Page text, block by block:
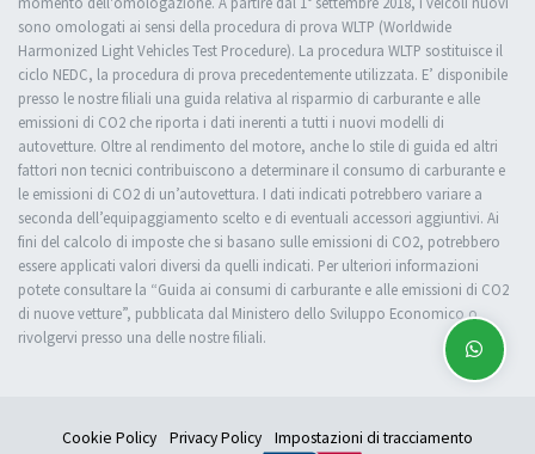
sono omologati ai sensi della procedura di prova WLTP (Worldwide
Harmonized Light Vehicles Test Procedure). La procedura WLTP sostituisce il
ciclo NEDC, la procedura di prova precedentemente utilizzata. E’ disponibile
presso le nostre filiali una guida relativa al risparmio di carburante e alle
emissioni di CO2 che riporta i dati inerenti a tutti i nuovi modelli di
autovetture. Oltre al rendimento del motore, anche lo stile di guida ed altri
fattori non tecnici contribuiscono a determinare il consumo di carburante e
le emissioni di CO2 di un’autovettura. I dati indicati potrebbero variare a
seconda dell’equipaggiamento scelto e di eventuali accessori aggiuntivi. Ai
fini del calcolo di imposte che si basano sulle emissioni di CO2, potrebbero
essere applicati valori diversi da quelli indicati. Per ulteriori informazioni
potete consultare la “Guida ai consumi di carburante e alle emissioni di CO2
di nuove vetture”, pubblicata dal Ministero dello Sviluppo Economico o
rivolgervi presso una delle nostre filiali.
Cookie Policy Privacy Policy
Impostazioni di tracciamento